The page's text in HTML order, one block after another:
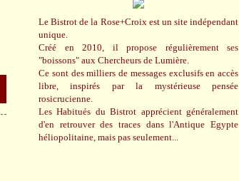
Le Bistrot de la Rose+Croix est un site indépendant
unique.
Créé en 2010, il propose régulièrement ses
"boissons" aux Chercheurs de Lumière.
Ce sont des milliers de messages exclusifs en accès
libre, inspirés par la mystérieuse pensée
rosicrucienne.
Les Habitués du Bistrot apprécient généralement
d'en retrouver des traces dans l'Antique Egypte
héliopolitaine, mais pas seulement...